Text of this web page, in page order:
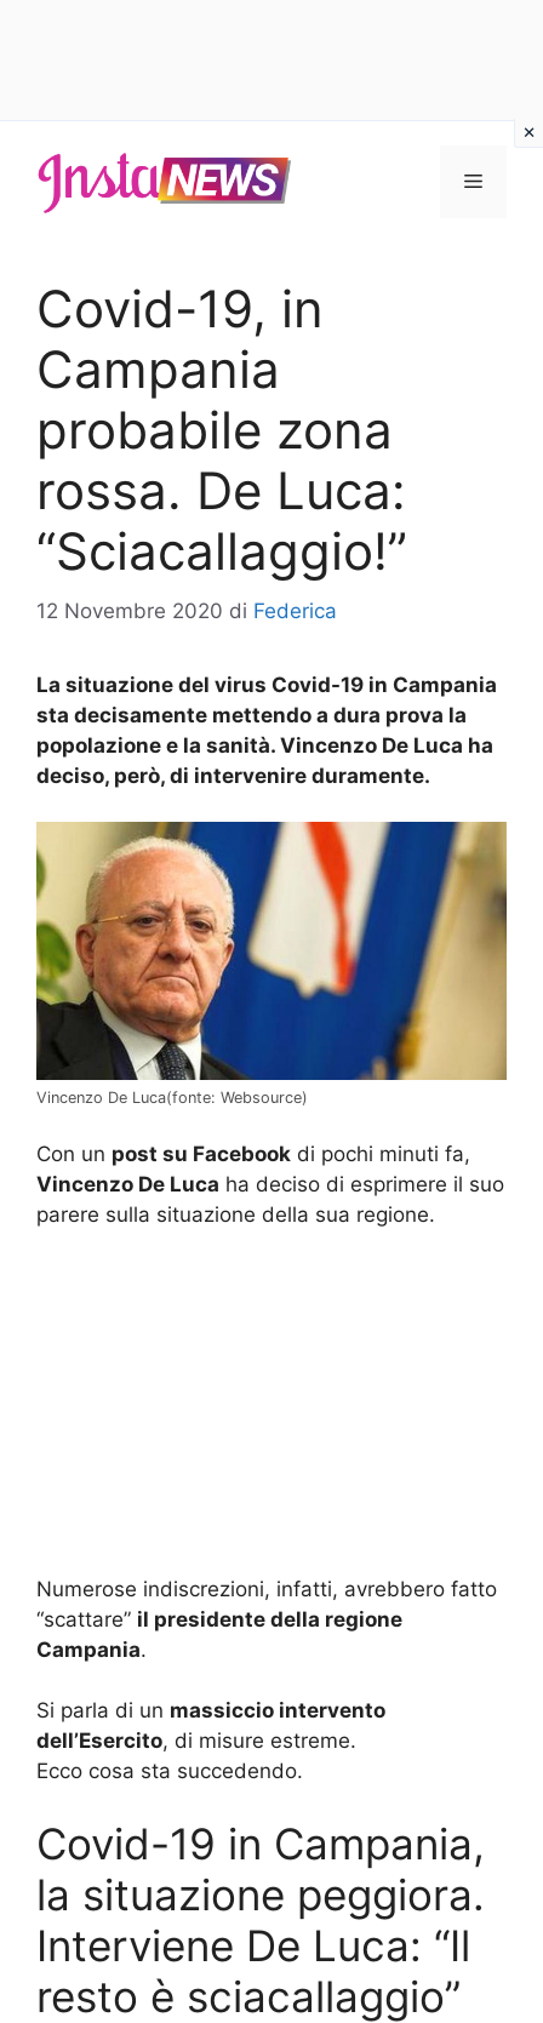
contenuto
Menu
Covid-19, in
Campania
probabile zona
rossa. De Luca:
“Sciacallaggio!”
12 Novembre 2020 di Federica
La situazione del virus Covid-19 in Campania
sta decisamente mettendo a dura prova la
popolazione e la sanità. Vincenzo De Luca ha
deciso, però, di intervenire duramente.
Vincenzo De Luca(fonte: Websource)
Con un post su Facebook di pochi minuti fa,
Vincenzo De Luca ha deciso di esprimere il suo
parere sulla situazione della sua regione.
Numerose indiscrezioni, infatti, avrebbero fatto
“scattare” il presidente della regione
Campania.
Si parla di un massiccio intervento
dell’Esercito, di misure estreme.
Ecco cosa sta succedendo.
Covid-19 in Campania,
la situazione peggiora.
Interviene De Luca: “Il
resto è sciacallaggio”